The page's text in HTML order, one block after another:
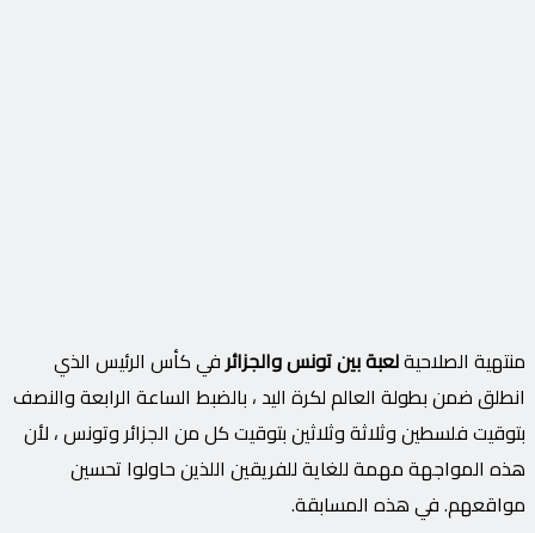
منتهية الصلاحيةلعبة بين تونس والجزائرفي كأس الرئيس الذي
انطلق ضمن بطولة العالم لكرة اليد ، بالضبط الساعة الرابعة والنصف
بتوقيت فلسطين وثلاثة وثلاثين بتوقيت كل من الجزائر وتونس ، لأن
هذه المواجهة مهمة للغاية للفريقين اللذين حاولوا تحسين
مواقعهم. في هذه المسابقة.